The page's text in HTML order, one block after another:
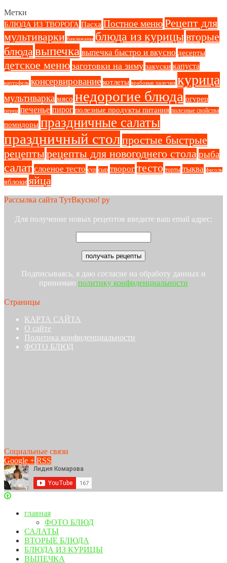
Метки
БЛЮДА ИЗ ТВОРОГА Пасха Постное менюРецепт для
мультиварки баклажаны блюда из курицывторые
блюда выпечка выпечка быстро и вкусно десерты
детское меню заготовки на зиму закуски капуста
картофель консервирование котлеты крабовые палочки курица
мультиварка мясо недорогие блюда огурец
перец печенье пирог полезные продукты питания полезные свойства
помидоры праздничные салаты
праздничный столпростые быстрые
рецептырецепты для новогоднего столарыба
салат слоеное тесто суп сыр творог тесто торты тыква фасоль
яблоки яйца
Рассылка сайта ТутВкусно! ру
Для получение новых рецептов введите ваш email адрес:
Подписываясь, я даю согласие на обработу данных и
принимаю политику конфиденциальности
Страницы
КАРТА САЙТА
О сайте
Политика конфиденциальности
ФОТО БЛЮД
Социальные связи
Google + RSS
главная
ФОТО БЛЮД
САЛАТЫ
ВТОРЫЕ БЛЮДА
БЛЮДА ИЗ КУРИЦЫ
ВЫПЕЧКА